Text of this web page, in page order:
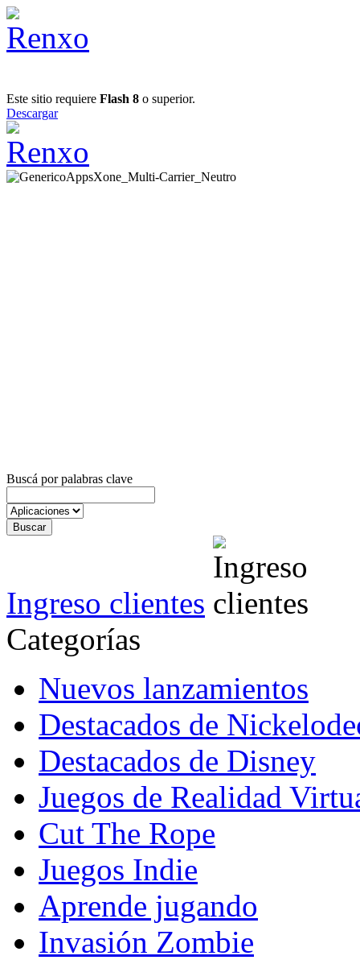
Este sitio requiere Flash 8 o superior.
Descargar
Buscá por palabras clave
Ingreso clientes
Categorías
Nuevos lanzamientos
Destacados de
Destacados de Disney
Juegos de Realidad
Cut The Rope
Juegos Indie
Aprende jugando
Invasión Zombie